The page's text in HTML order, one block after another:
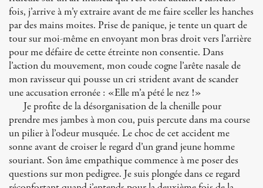
fois, j’arrive à m’y extraire avant de me faire sceller les hanches
par des mains moites. Prise de panique, je tente un quart de
tour sur moi-même en envoyant mon bras droit vers l’arrière
pour me défaire de cette étreinte non consentie. Dans
l’action du mouvement, mon coude cogne l’arête nasale de
mon ravisseur qui pousse un cri strident avant de scander
une accusation erronée : «Elle m’a pété le nez !»
Je profite de la désorganisation de la chenille pour
prendre mes jambes à mon cou, puis percute dans ma course
un pilier à l’odeur musquée. Le choc de cet accident me
sonne avant de croiser le regard d’un grand jeune homme
souriant. Son âme empathique commence à me poser des
questions sur mon pedigree. Je suis plongée dans ce regard